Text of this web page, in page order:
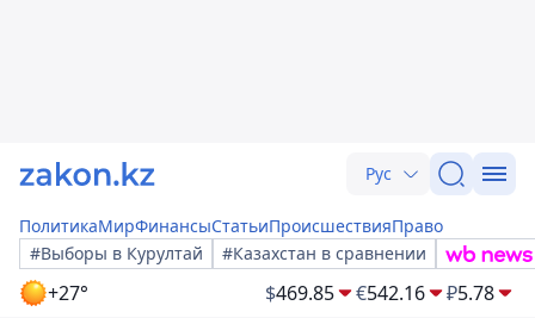
Рус
ПолитикаМирФинансыСтатьиПроисшествияПраво
#Выборы в Курултай
#Казахстан в сравнении
+27° $469.85 €542.16 ₽5.78